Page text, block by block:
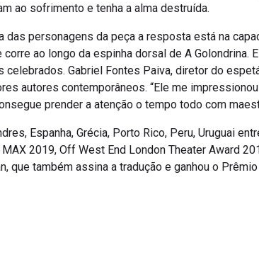
ao sofrimento e tenha a alma destruída.
das personagens da peça a resposta está na
ao longo da espinha dorsal de A Golondrina.
celebrados. Gabriel Fontes Paiva, diretor do
autores contemporâneos. “Ele me
prender a atenção o tempo todo com
Espanha, Grécia, Porto Rico, Peru, Uruguai
2019, Off West End London Theater Award
que também assina a tradução e ganhou o